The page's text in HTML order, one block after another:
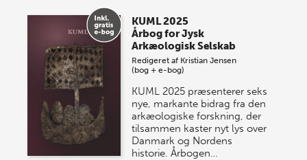
KUML 2025
Årbog for Jysk
Arkæologisk Selskab
Redigeret af Kristian Jensen
(bog + e-bog)
KUML 2025 præsenterer seks
nye, markante bidrag fra den
arkæologiske forskning, der
tilsammen kaster nyt lys over
Danmark og Nordens
historie. Årbogen…